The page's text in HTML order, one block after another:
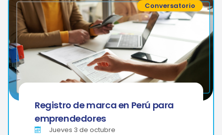
Conversatorio
Registro de marca en Perú para
emprendedores
Jueves 3 de octubre